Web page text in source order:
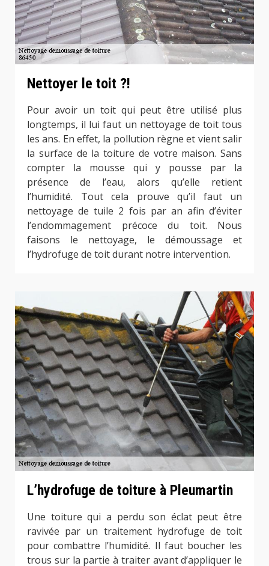
Nettoyer le toit ?!
Pour avoir un toit qui peut être utilisé plus
longtemps, il lui faut un nettoyage de toit tous
les ans. En effet, la pollution règne et vient salir
la surface de la toiture de votre maison. Sans
compter la mousse qui y pousse par la
présence de l’eau, alors qu’elle retient
l’humidité. Tout cela prouve qu’il faut un
nettoyage de tuile 2 fois par an afin d’éviter
l’endommagement précoce du toit. Nous
faisons le nettoyage, le démoussage et
l’hydrofuge de toit durant notre intervention.
L’hydrofuge de toiture à Pleumartin
Une toiture qui a perdu son éclat peut être
ravivée par un traitement hydrofuge de toit
pour combattre l’humidité. Il faut boucher les
trous sur la partie à traiter avant d’appliquer le